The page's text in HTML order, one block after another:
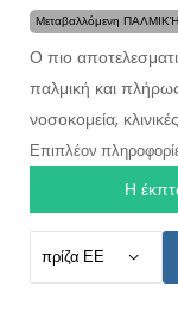
Μεταβαλλόμενη
Ο πιο
παλμική και
νοσοκομεία,
απαλλάξει από την
Στην αρχή της
σας θέλετε να
επαναστατική
Επιπλέον
Η